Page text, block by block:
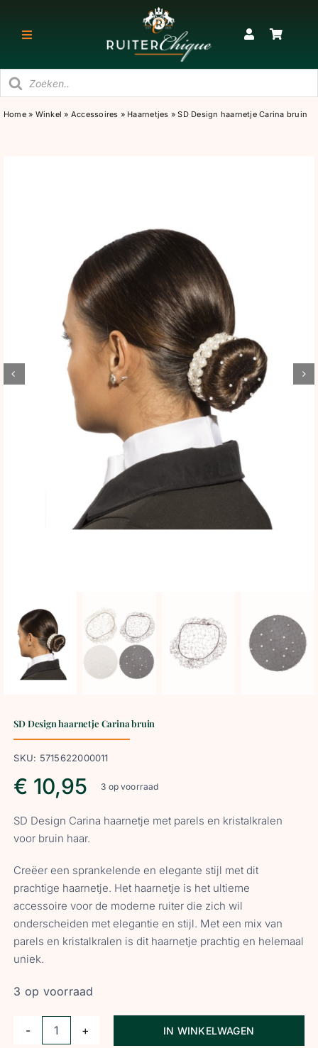
naar
Toggle
RUITER
SNEAKERS & KORTE LAARZEN
SHOWROOM
WEBSHOP
Home» Winkel » Accessoires » Haarnetjes »SD Design haarnetje Carina bruin
SD Design haarnetje Carina bruin
SKU: 5715622000011
€ 10,95 3 op voorraad
SD Design Carina haarnetje met parels en kristalkralen
voor bruin haar.
Creëer een sprankelende en elegante stijl met dit
prachtige haarnetje. Het haarnetje is het ultieme
accessoire voor de moderne ruiter die zich wil
onderscheiden met elegantie en stijl. Met een mix van
parels en kristalkralen is dit haarnetje prachtig en helemaal
uniek.
3 op voorraad
SD
IN WINKELWAGEN